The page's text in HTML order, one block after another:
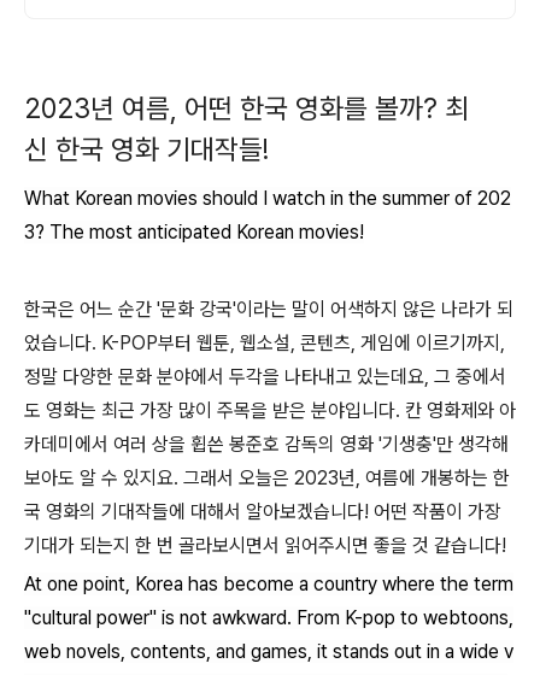
2023년 여름, 어떤 한국 영화를 볼까? 최
신 한국 영화 기대작들!
What Korean movies should I watch in the summer of 202
3? The most anticipated Korean movies!
한국은 어느 순간 '문화 강국'이라는 말이 어색하지 않은 나라가 되
었습니다. K-POP부터 웹툰, 웹소설, 콘텐츠, 게임에 이르기까지,
정말 다양한 문화 분야에서 두각을 나타내고 있는데요, 그 중에서
도 영화는 최근 가장 많이 주목을 받은 분야입니다. 칸 영화제와 아
카데미에서 여러 상을 휩쓴 봉준호 감독의 영화 '기생충'만 생각해
보아도 알 수 있지요. 그래서 오늘은 2023년, 여름에 개봉하는 한
국 영화의 기대작들에 대해서 알아보겠습니다! 어떤 작품이 가장
기대가 되는지 한 번 골라보시면서 읽어주시면 좋을 것 같습니다!
At one point, Korea has become a country where the term
"cultural power" is not awkward. From K-pop to webtoons,
web novels, contents, and games, it stands out in a wide v